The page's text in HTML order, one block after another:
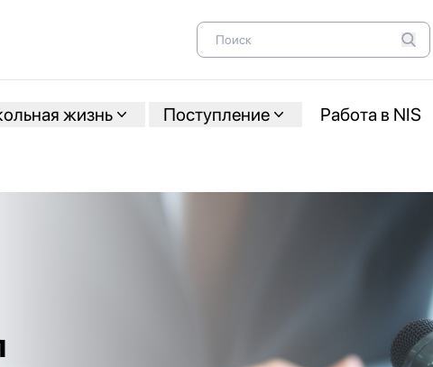
жизнь Поступление Работа в NIS